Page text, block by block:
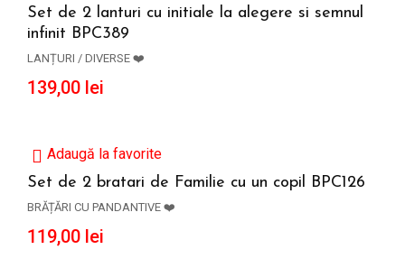
Set de 2 lanturi cu initiale la alegere si semnul
infinit BPC389
LANȚURI / DIVERSE ❤️
139,00 lei
Adaugă la favorite
Set de 2 bratari de Familie cu un copil BPC126
BRĂȚĂRI CU PANDANTIVE ❤️
119,00 lei